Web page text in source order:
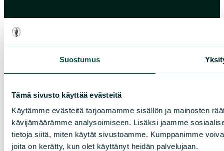
Suostumus
Tämä sivusto käyttää evästeitä
Käytämme evästeitä tarjoamamme sisällön ja mainosten
kävijämäärämme analysoimiseen. Lisäksi jaamme
tietoja siitä, miten käytät sivustoamme. Kumppanimme
joita on kerätty, kun olet käyttänyt heidän palvelujaan.